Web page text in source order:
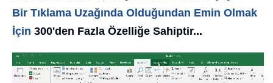
Bir Tıklama Uzağında Olduğundan Emin Olmak
İçin 300'den Fazla Özelliğe Sahiptir...